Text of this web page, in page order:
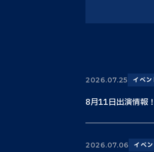
2026.07.25 イベ
8月11日出演情報
2026.07.06 イベ